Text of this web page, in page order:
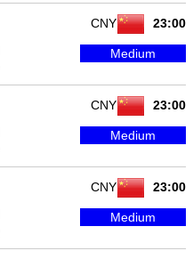
23:00
CNY
Medium
23:00
CNY
Medium
23:00
CNY
Medium